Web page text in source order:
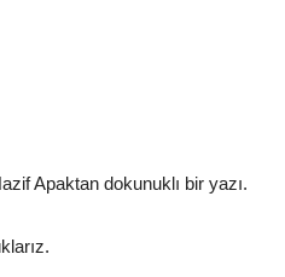
Apaktan dokunuklı bir yazı.